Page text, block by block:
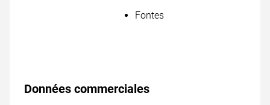
Fontes
Données commerciales